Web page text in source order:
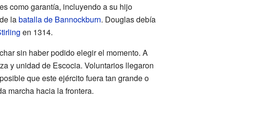
como garantía, incluyendo a su hijo
labatalla de Bannockburn. Douglas debía
en 1314.
sin haber podido elegir el momento. A
y unidad de Escocia. Voluntarios llegaron
que este ejército fuera tan grande o
marcha hacia la frontera.